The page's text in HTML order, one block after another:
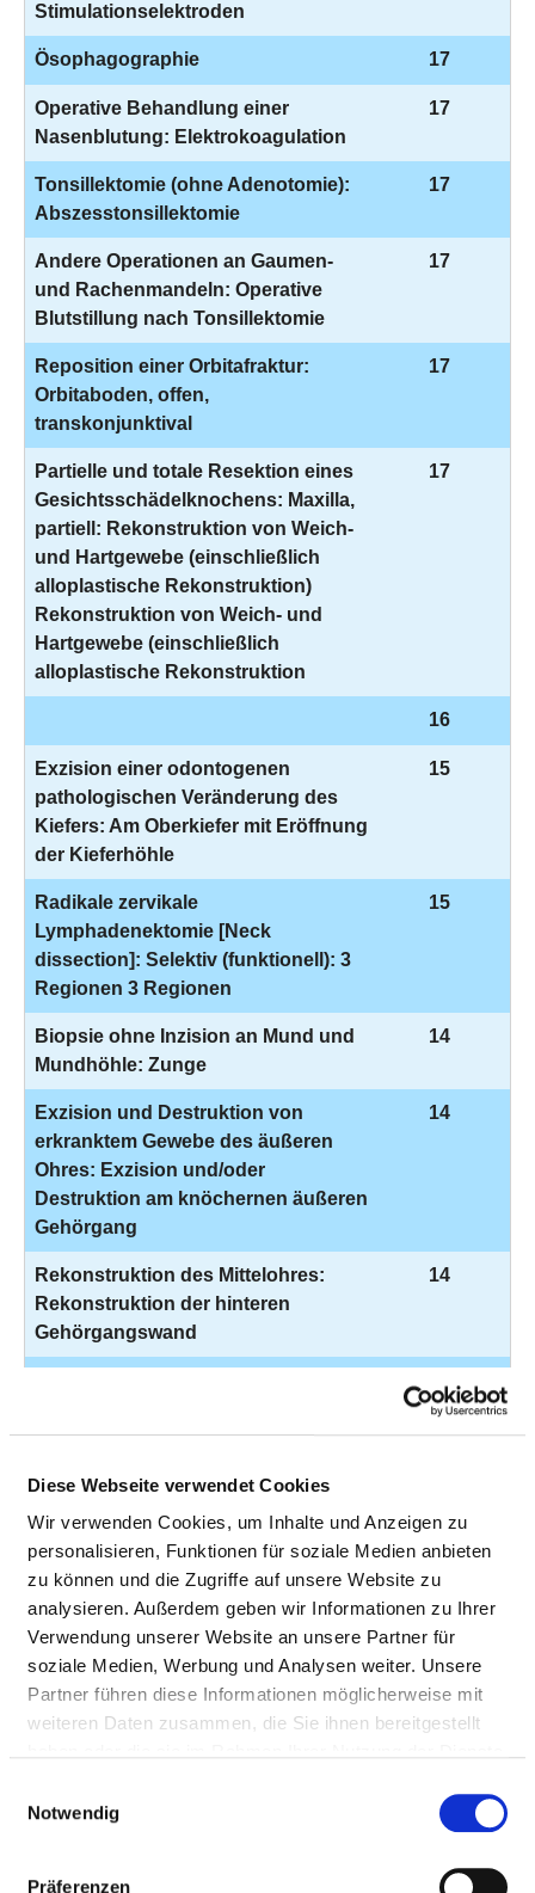
Diese Webseite verwendet Cookies
Wir verwenden Cookies, um Inhalte und Anzeigen zu
personalisieren, Funktionen für soziale Medien anbieten
zu können und die Zugriffe auf unsere Website zu
analysieren. Außerdem geben wir Informationen zu Ihrer
Verwendung unserer Website an unsere Partner für
soziale Medien, Werbung und Analysen weiter. Unsere
Partner führen diese Informationen möglicherweise mit
weiteren Daten zusammen, die Sie ihnen bereitgestellt
Notwendig
Präferenzen
Stimulationselektroden
Ösophagographie 17
Operative Behandlung einer
Nasenblutung: Elektrokoagulation
17
Tonsillektomie (ohne Adenotomie):
Abszesstonsillektomie
17
Andere Operationen an Gaumen-
und Rachenmandeln: Operative
Blutstillung nach Tonsillektomie
17
Reposition einer Orbitafraktur:
Orbitaboden, offen,
transkonjunktival
17
Partielle und totale Resektion eines
Gesichtsschädelknochens: Maxilla,
partiell: Rekonstruktion von Weich-
und Hartgewebe (einschließlich
alloplastische Rekonstruktion)
Rekonstruktion von Weich- und
Hartgewebe (einschließlich
alloplastische Rekonstruktion
17
16
Exzision einer odontogenen
pathologischen Veränderung des
Kiefers: Am Oberkiefer mit Eröffnung
der Kieferhöhle
15
Radikale zervikale
Lymphadenektomie [Neck
dissection]: Selektiv (funktionell): 3
Regionen 3 Regionen
15
Biopsie ohne Inzision an Mund und
Mundhöhle: Zunge
14
Exzision und Destruktion von
erkranktem Gewebe des äußeren
Ohres: Exzision und/oder
Destruktion am knöchernen äußeren
Gehörgang
14
Rekonstruktion des Mittelohres:
Rekonstruktion der hinteren
Gehörgangswand
14
Kontinuitätsdurchtrennung:
Alloplastische Rekonstruktion
Tympanoplastik (Verschluss einer
Trommelfellperforation und
Rekonstruktion der
Gehörknöchelchen):
Tympanoplastik mit Antrotomie oder
Mastoidektomie: Mit Implantation
einer alloplastischen Prothese Mit
13
Andere Inzision an Haut und
Maßnahmen: Sonstige Teile Kopf
13